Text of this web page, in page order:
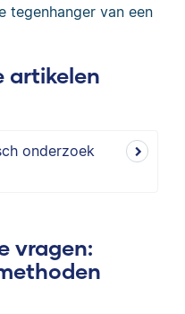
tegenhanger van een
artikelen
onderzoek
vragen: